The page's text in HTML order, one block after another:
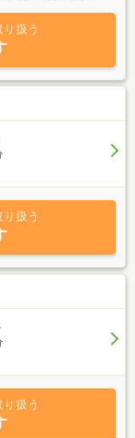
扱う
扱う
扱う